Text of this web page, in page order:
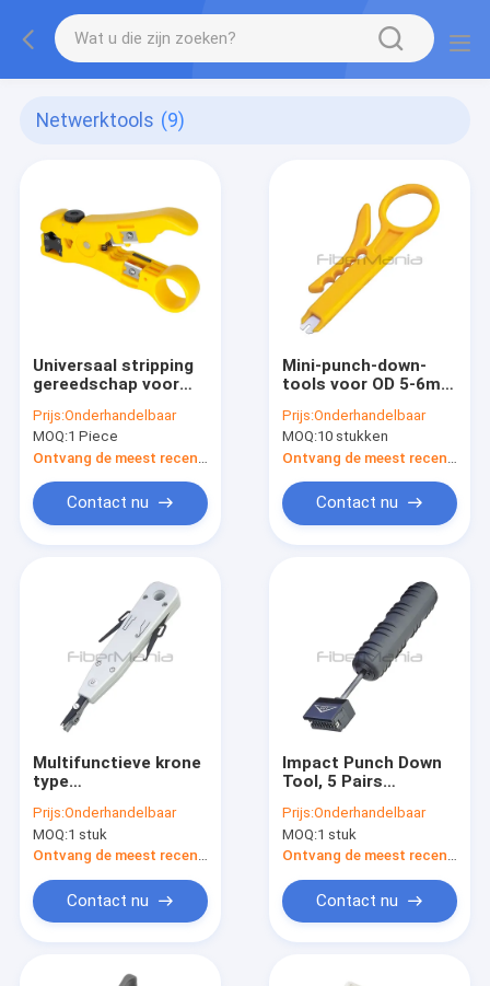
Netwerktools (9)
Universaal stripping
gereedschap voor
RG6 RG7 RG11
Ethernet coaxial
Prijs:Onderhandelbaar
MOQ:1 Piece
Contact nu
Mini-punch-down-
tools voor OD 5-6mm
110-terminalblok
Prijs:Onderhandelbaar
MOQ:10 stukken
Contact nu
Multifunctieve krone
type
telefoon impact
terminal invoegtools
Plastic en
Prijs:Onderhandelbaar
MOQ:1 stuk
Contact nu
Impact Punch Down
Tool, 5 Pairs
Type Patch Panel
Network Module
Prijs:Onderhandelbaar
MOQ:1 stuk
Contact nu